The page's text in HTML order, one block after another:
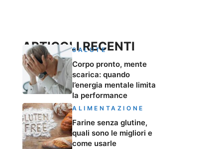
ARTICOLI RECENTI
SALUTE
Corpo pronto, mente
scarica: quando
l’energia mentale limita
la performance
ALIMENTAZIONE
Farine senza glutine,
quali sono le migliori e
come usarle